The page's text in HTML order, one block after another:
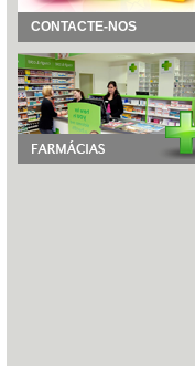
CONTACTE-NOS